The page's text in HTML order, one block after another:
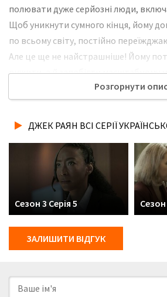
полювати дуже серйозні люди,
Щоб уникнути сумного кінця, йому
по всьому світу, постійно
Але це ще не найстрашніше! Йому
вижити, а й запобігти масштабному
конфлікту. Не забудьте розповісти
українською мовою, у хорошій hd
Розгорнути опис
ДЖЕК РАЯН ВСІ СЕРІЇ
Сезон 3 Серія 5 Сезон
ЗАЛИШИТИ ВІДГУК